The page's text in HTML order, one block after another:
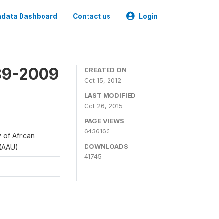
Dashboard Contact us Login
2009
of African
CREATED ON
Oct 15, 2012
LAST MODIFIED
Oct 26, 2015
PAGE VIEWS
6436163
DOWNLOADS
41745